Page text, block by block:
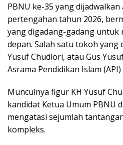
PBNU ke-35 yang
pertengahan tahun 2026,
yang digadang-gadang untuk
depan. Salah satu tokoh yang
Yusuf Chudlori, atau Gus
Asrama Pendidikan Islam
Munculnya figur KH Yusuf
kandidat Ketua Umum PBNU
mengatasi sejumlah
kompleks.